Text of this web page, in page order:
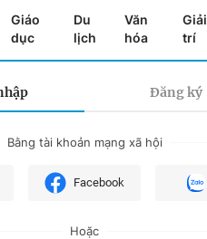
Giáo
dục
Du
lịch
Văn
hóa
Giải
trí
Đăng ký
Bằng tài khoản mạng xã hội
Facebook
Hoặc